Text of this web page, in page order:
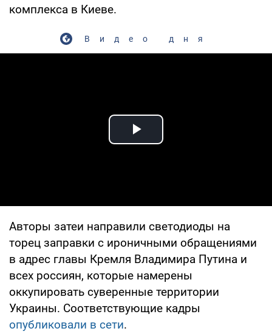
комплекса в Киеве.
Видео дня
Play Video
Авторы затеи направили светодиоды на
торец заправки с ироничными обращениями
в адрес главы Кремля Владимира Путина и
всех россиян, которые намерены
оккупировать суверенные территории
Украины. Соответствующие кадры
опубликовали в сети.